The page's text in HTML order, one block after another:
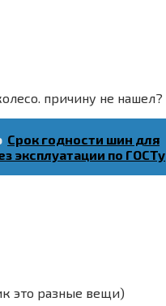
причину не нашел?
Cрок годности шин для
эксплуатации по ГОСТу
это разные вещи)